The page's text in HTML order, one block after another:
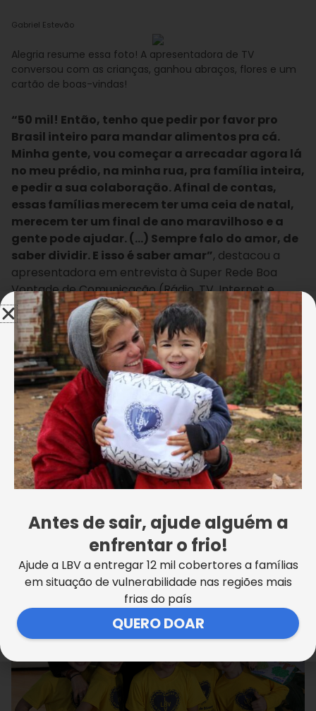
Gabriel Estevão
Alegria resume essa foto! A apresentadora de TV
conversou com as crianças, ganhou abraços, flores e um
cartão de boas-vindas!
“50 mil! Então, tenho que pedir por favor pro
Brasil inteiro para mandar alimentos pra cá.
Minha gente, vou começar a arrecadar agora lá
no meu prédio, na minha rua, pra família inteira,
e pedir a sua colaboração. Afinal de contas,
essas famílias merecem ter uma ceia de natal,
merecem ter um final de ano maravilhoso e a
gente pode ajudar. (…) Sempre falo do amor, de
saber dividir. E isso é saber amar”, destacou a
apresentadora em entrevista à Super Rede Boa
Vontade de Comunicação (Rádio, TV, Internet e
Publicações).
Gabriel Estevão
Nos estúdios da Boa Vontade TV, a apresentadora gravou
um vídeo institucional e tirou fotos para edição 2015 da
Campanha Natal Permanente da LBV — Jesus, o Pão Nosso
de cada dia!
Sobre participar desta ação solidária, Adriane
destacou:“a gente tem uma agenda difícil, uma
correria, mas tem algumas coisas que chamam
nessa época de final de ano. (…) A LBV mora no
meu coração. E sempre que vocês precisarem de
mim podem me chamar”.
Gabriel Estevão
Antes de sair, ajude alguém a
enfrentar o frio!
Ajude a LBV a entregar 12 mil cobertores a famílias
em situação de vulnerabilidade nas regiões mais
frias do país
QUERO DOAR